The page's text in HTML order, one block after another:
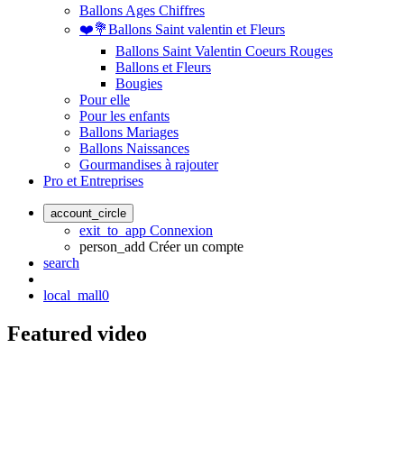
Ballons Ages Chiffres
❤️💐Ballons Saint valentin et Fleurs
Ballons Saint Valentin Coeurs Rouges
Ballons et Fleurs
Bougies
Pour elle
Pour les enfants
Ballons Mariages
Ballons Naissances
Gourmandises à rajouter
Pro et Entreprises
account_circle
exit_to_app Connexion
person_add Créer un compte
search
local_mall0
Featured video